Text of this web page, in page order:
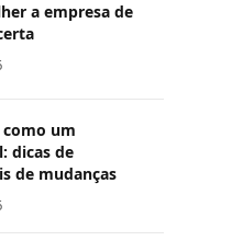
a empresa de
como um
dicas de
de mudanças